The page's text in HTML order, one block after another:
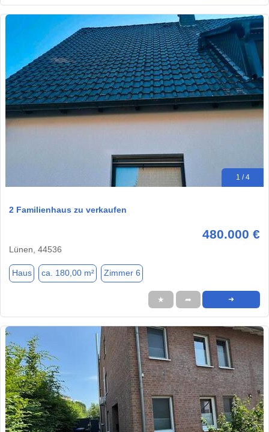
1 / 4
2 Familienhaus zu verkaufen
480.000 €
Lünen, 44536
Haus ca. 180,00 m² Zimmer 6
★ ➦ ➜